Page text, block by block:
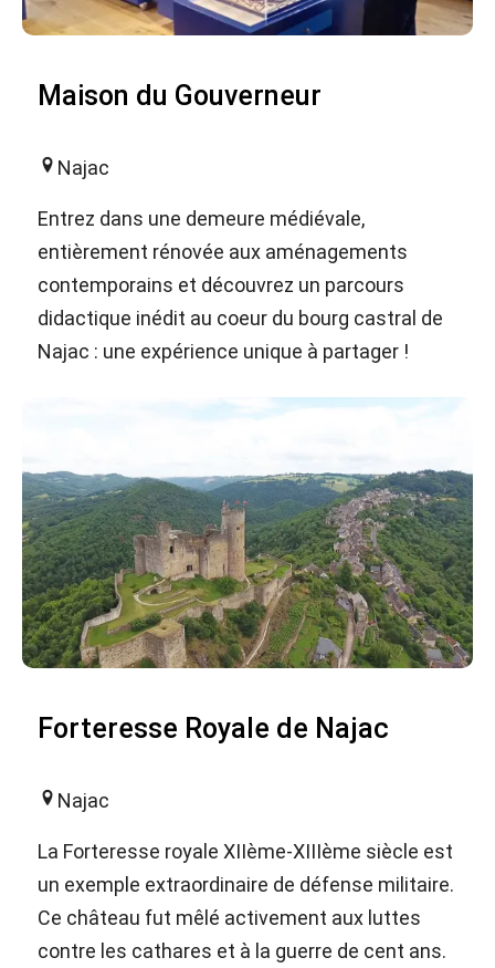
Maison du Gouverneur
Najac
Entrez dans une demeure médiévale,
entièrement rénovée aux aménagements
contemporains et découvrez un parcours
didactique inédit au coeur du bourg castral de
Najac : une expérience unique à partager !
Forteresse Royale de Najac
Najac
La Forteresse royale XIIème-XIIIème siècle est
un exemple extraordinaire de défense militaire.
Ce château fut mêlé activement aux luttes
contre les cathares et à la guerre de cent ans.